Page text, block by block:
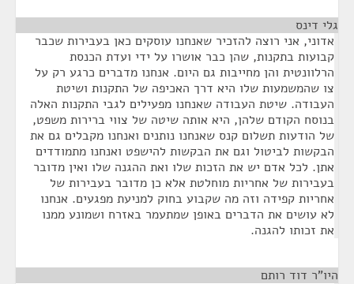
גלי דינס
אדוני, אני רוצה להזכיר שאנחנו עוסקים כאן בעבירות שכבר
קבועות בתקנות, שהן כבר אושרו על ידי ועדת הכנסת
הרלוונטית והן מחייבות גם היום. אנחנו מדברים כרגע רק על
צו שהמשמעות שלו היא דרך האכיפה של התקנות ושיטת
העבודה. שיטת העבודה שאנחנו מפעילים לגבי התקנות האלה
בנוסח הקודם שלהן, היא אותה שיטה של צווי ברירות משפט,
של הודעות תשלום קנס שאנחנו נותנים ואנחנו מקבלים גם את
הבקשות לביטול וגם את הבקשות להישפט ואנחנו מתמודדים
אתן. לכל אדם יש את הזכות שלו ואת ההגנה שלו ואין מדובר
בעבירות של אחריות מוחלטת אלא כן מדובר בעבירות של
אחריות קפידה וזה מה שקבוע בחוק למניעת מפגעים. אנחנו
לא עושים את הדברים באופן שמתעמר באזרח ושמונע ממנו
את זכותו להגנה.
היו"ר דוד רותם